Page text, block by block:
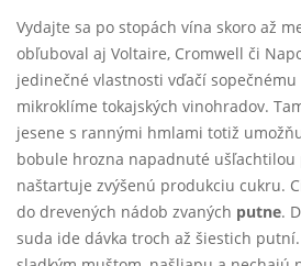
Vydajte sa po stopách vína skoro až
obľuboval aj Voltaire, Cromwell či
jedinečné vlastnosti vďačí
mikroklíme tokajských vinohradov.
jesene s rannými hmlami totiž
bobule hrozna napadnuté ušľachtilou
naštartuje zvýšenú produkciu cukru.
do drevených nádob zvaných putne.
suda ide dávka troch až šiestich